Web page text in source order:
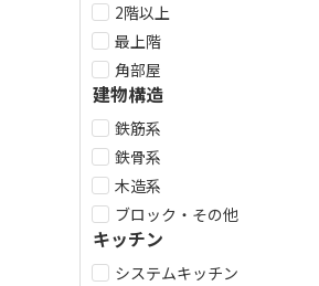
2階以上
最上階
角部屋
建物構造
鉄筋系
鉄骨系
木造系
ブロック・その他
キッチン
システムキッチン